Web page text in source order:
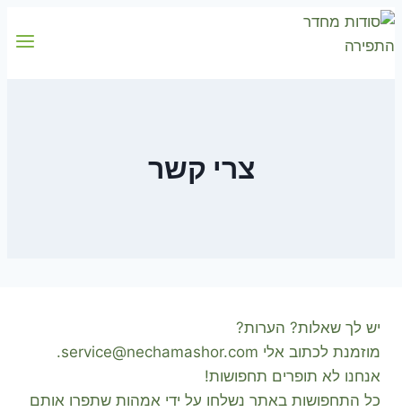
Skip
to
צרי קשר
יש לך שאלות? הערות?
מוזמנת לכתוב אלי service@nechamashor.com
.
אנחנו לא תופרים תחפושות!
כל התחפושות באתר נשלחו על ידי אמהות שתפרו אותם